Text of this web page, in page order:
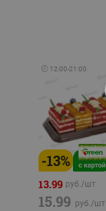
🕘 12:00-21:00
-13%
13.99 руб./шт
15.99 руб./шт